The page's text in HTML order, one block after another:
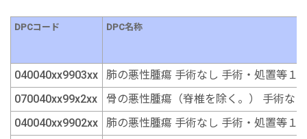
DPCコード DPC名称
040040xx9903xx
肺の悪性腫瘍 手術なし 手術・処置等１
070040xx99x2xx
骨の悪性腫瘍（脊椎を除く。） 手術な
040040xx9902xx
肺の悪性腫瘍 手術なし 手術・処置等１